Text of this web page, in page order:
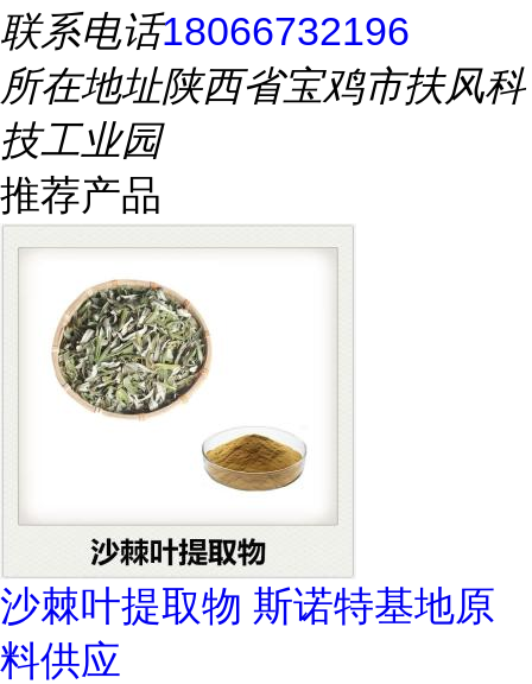
联系电话18066732196
所在地址陕西省宝鸡市扶风科
技工业园
推荐产品
沙棘叶提取物 斯诺特基地原
料供应